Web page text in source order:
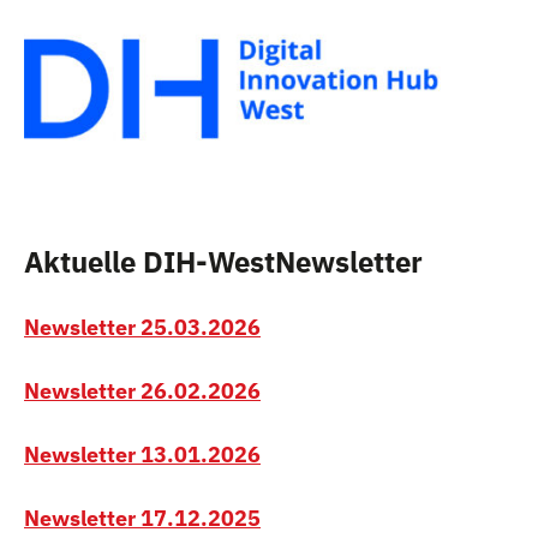
Aktuelle DIH-WestNewsletter
Newsletter 25.03.2026
Newsletter 26.02.2026
Newsletter 13.01.2026
Newsletter 17.12.2025